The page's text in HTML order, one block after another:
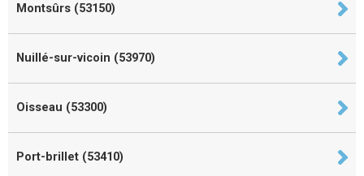
Montsûrs (53150)
Nuillé-sur-vicoin (53970)
Oisseau (53300)
Port-brillet (53410)